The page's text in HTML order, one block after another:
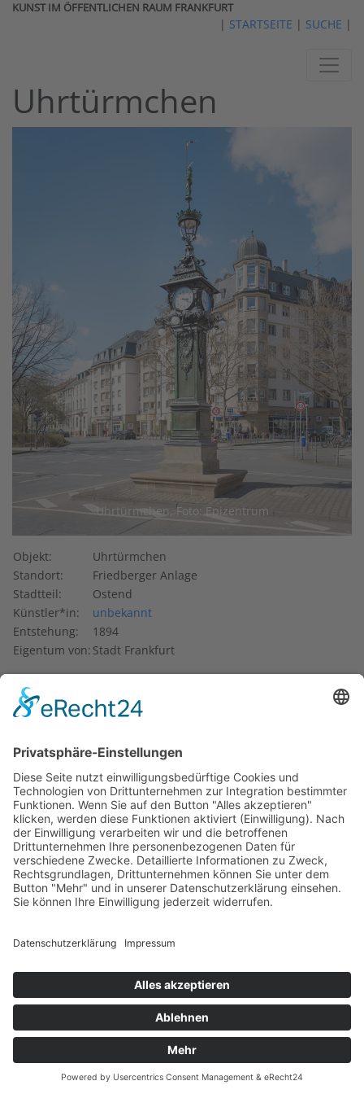
KUNST IM ÖFFENTLICHEN RAUM FRANKFURT
| STARTSEITE | SUCHE |
Uhrtürmchen
Uhrtürmchen, Foto: Epizentrum
Objekt:
Uhrtürmchen
Standort:
Friedberger Anlage
Stadtteil:
Ostend
Künstler*in:
unbekannt
Entstehung:
1894
Eigentum von: Stadt Frankfurt
An der Kreuzung von Friedberger Anlage, Sandweg,
Pfingstweidstraße und Zeil befindet sich ein weiteres
Zeugnis aus der Frankfurter Stadtgeschichte: Hier steht das
damaligen Ostend-Verein gestiftet, bildete es Ende des 19.
Jahrhunderts einen Dreh- und Angelpunkt des
Stadtviertels, das damals hauptsächlich jüdisch geprägt
war. Hier diente es der zeitlichen Orientierung für das
Abendgebet und war ein wichtiger Treffpunkt.
Im Frühjahr 2015 wurde dasUhrtürmchennach einjähriger
Restaurierung neu eingeweiht. Unter anderem dank
zahlreicher privater Spenden konnte das vom Zerfall
bedrohte Bauwerk gerettet werden. Neben dem
Bornheimer Uhrtürmchen an der Kreuzung von Berger
Text: Nicola Netzer, 2015
Standort in Google-Maps anzeigen